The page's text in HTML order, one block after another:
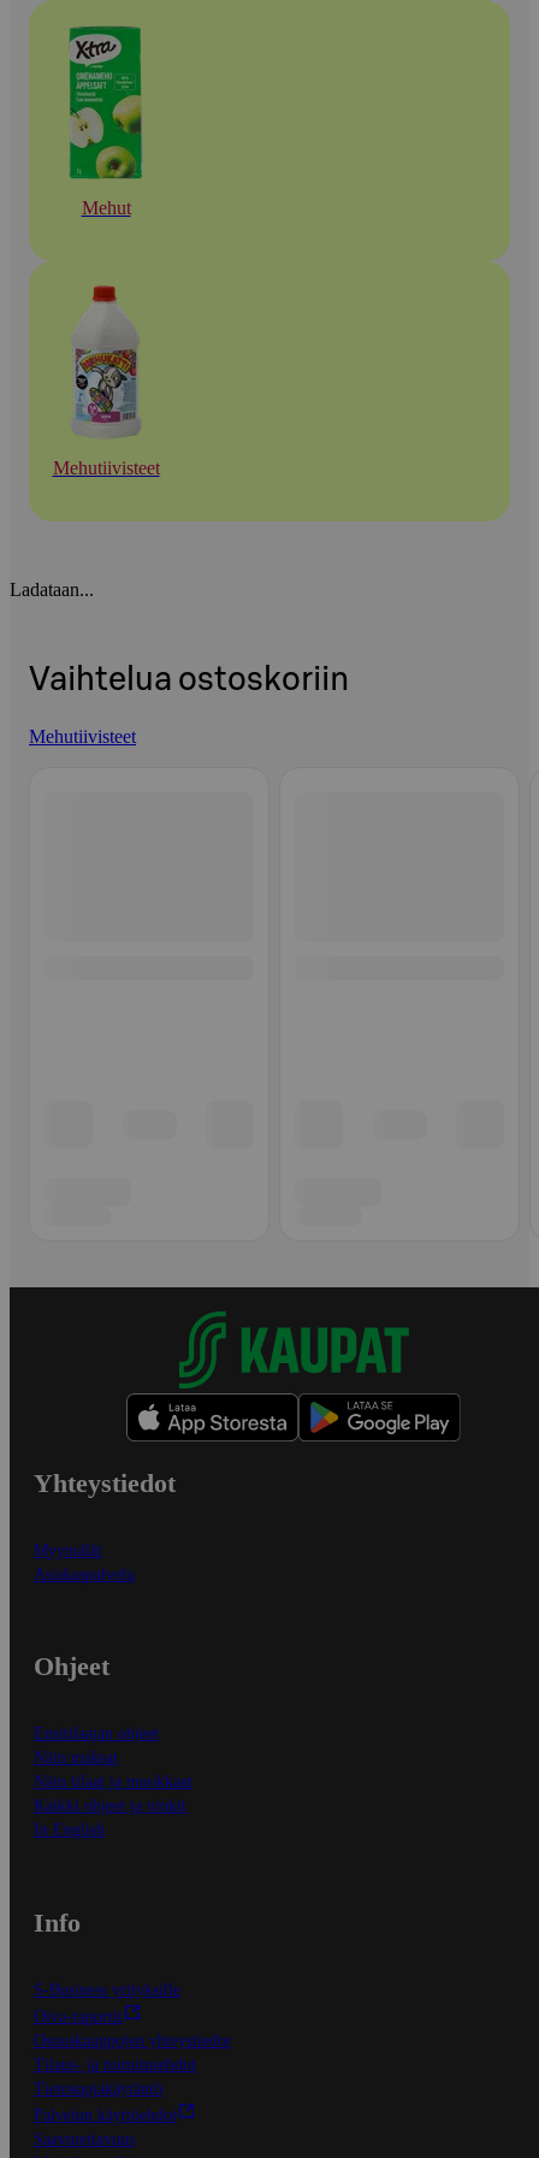
Mehut
Mehutiivisteet
Ladataan...
Vaihtelua ostoskoriin
Mehutiivisteet
Yhteystiedot
Myymälät
Asiakaspalvelu
Ohjeet
Ensitilaajan ohjeet
Näin maksat
Näin tilaat ja muokkaat
Kaikki ohjeet ja vinkit
In English
Info
S-Business yrityksille
Oiva-raportit
Osuuskauppojen yhteystiedot
Tilaus- ja toimitusehdot
Tietosuojakäytäntö
Palvelun käyttöehdot
Saavutettavuus